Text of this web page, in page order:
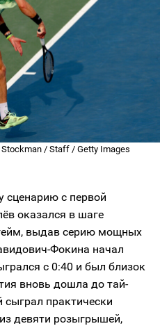
/ Staff / Getty Images
сценарию с первой
оказался в шаге
выдав серию мощных
Фокина начал
с 0:40 и был близок
вновь дошла до тай-
сыграл практически
девяти розыгрышей,